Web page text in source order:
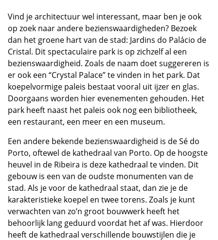
Vind je architectuur wel interessant, maar ben je ook
op zoek naar andere bezienswaardigheden? Bezoek
dan het groene hart van de stad: Jardins do Palácio de
Cristal. Dit spectaculaire park is op zichzelf al een
bezienswaardigheid. Zoals de naam doet suggereren is
er ook een “Crystal Palace” te vinden in het park. Dat
koepelvormige paleis bestaat vooral uit ijzer en glas.
Doorgaans worden hier evenementen gehouden. Het
park heeft naast het paleis ook nog een bibliotheek,
een restaurant, een meer en een museum.
Een andere bekende bezienswaardigheid is de Sé do
Porto, oftewel de kathedraal van Porto. Op de hoogste
heuvel in de Ribeira is deze kathedraal te vinden. Dit
gebouw is een van de oudste monumenten van de
stad. Als je voor de kathedraal staat, dan zie je de
karakteristieke koepel en twee torens. Zoals je kunt
verwachten van zo’n groot bouwwerk heeft het
behoorlijk lang geduurd voordat het af was. Hierdoor
heeft de kathedraal verschillende bouwstijlen die je